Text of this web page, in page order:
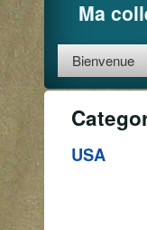
Ma
Bienvenue
USA